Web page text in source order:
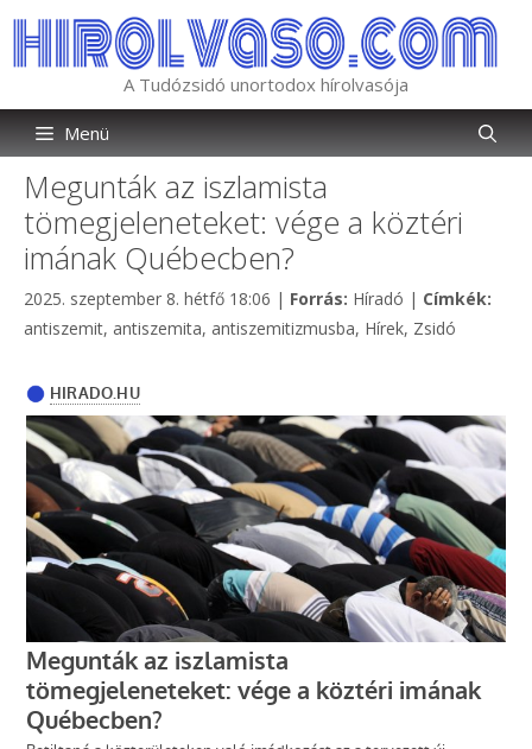
tartalomba
A Tudózsidó unortodox hírolvasója
Menü
Megunták az iszlamista
tömegjeleneteket: vége a köztéri
imának Québecben?
2025. szeptember 8. hétfő 18:06 | Forrás: Kategória
Híradó | Címkék:
antiszemit, antiszemita, antiszemitizmusba, Hírek, Zsidó